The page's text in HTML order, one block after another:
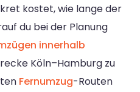
kostet, wie lange der
du bei der Planung
innerhalb
Köln–Hamburg zu
Fernumzug-Routen